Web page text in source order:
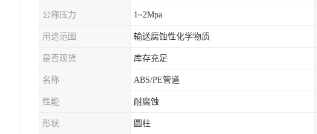
公称压力 1~2Mpa
用途范围 输送腐蚀性化学物质
是否现货 库存充足
名称 ABS/PE管道
性能 耐腐蚀
形状 圆柱